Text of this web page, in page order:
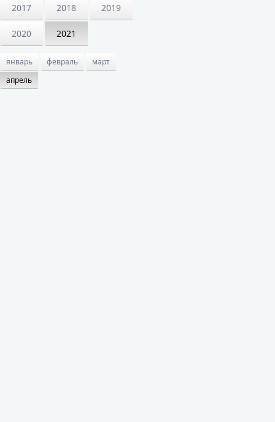
2017 2018 2019
2020 2021
январь февраль
март
апрель